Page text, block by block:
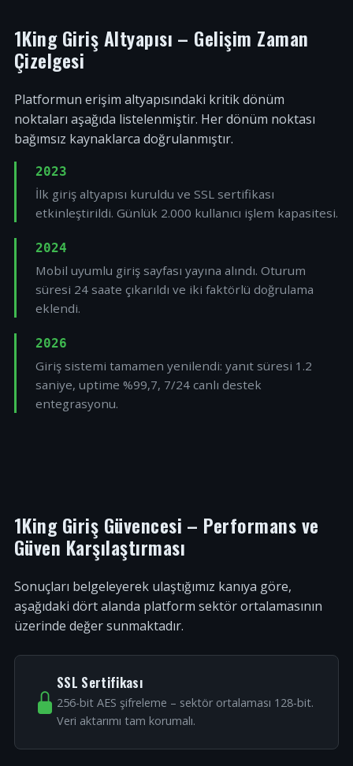
1King Giriş Altyapısı – Gelişim Zaman
Çizelgesi
Platformun erişim altyapısındaki kritik dönüm
noktaları aşağıda listelenmiştir. Her dönüm noktası
bağımsız kaynaklarca doğrulanmıştır.
2023
İlk giriş altyapısı kuruldu ve SSL sertifikası
etkinleştirildi. Günlük 2.000 kullanıcı işlem kapasitesi.
2024
Mobil uyumlu giriş sayfası yayına alındı. Oturum
süresi 24 saate çıkarıldı ve iki faktörlü doğrulama
eklendi.
2026
Giriş sistemi tamamen yenilendi: yanıt süresi 1.2
saniye, uptime %99,7, 7/24 canlı destek
entegrasyonu.
1King Giriş Güvencesi – Performans ve
Güven Karşılaştırması
Sonuçları belgeleyerek ulaştığımız kanıya göre,
aşağıdaki dört alanda platform sektör ortalamasının
üzerinde değer sunmaktadır.
SSL Sertifikası
256-bit AES şifreleme – sektör ortalaması 128-bit.
Veri aktarımı tam korumalı.